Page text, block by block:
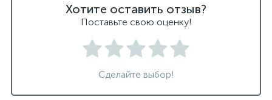
Хотите оставить отзыв?
Поставьте свою оценку!
Сделайте выбор!